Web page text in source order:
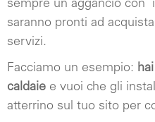
sempre un aggancio con
saranno pronti ad
servizi.
Facciamo un esempio:
caldaie e vuoi che gli
atterrino sul tuo sito per